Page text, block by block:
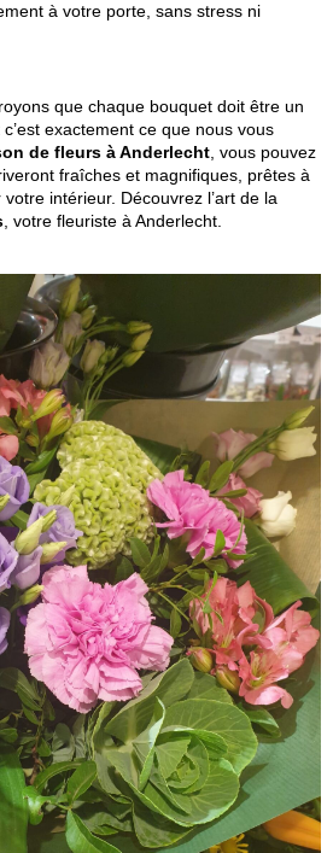
à votre porte, sans stress ni
que chaque bouquet doit être un
exactement ce que nous vous
de fleurs à Anderlecht , vous pouvez
fraîches et magnifiques, prêtes à
intérieur. Découvrez l’art de la
, votre fleuriste à Anderlecht.